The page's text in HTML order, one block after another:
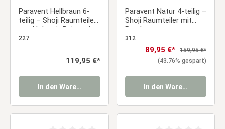
Paravent Hellbraun 6-
teilig – Shoji Raumteiler
aus Holz mit Reispapier
227
Regulärer Preis:
119,95 €*
In den Warenkorb
Paravent Natur 4-teilig –
Shoji Raumteiler mit
Bambusmuster aus
Holz
312
Verkaufspreis:
89,95 €* Regulärer Preis:
159,95 €*
(43.76% gespart)
In den Warenkorb